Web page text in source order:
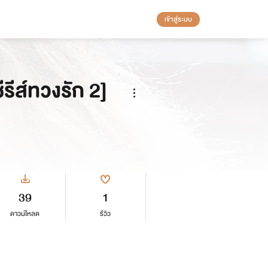
เข้าสู่ระบบ
ส์ทวงรัก 2]
39
ดาวน์โหลด
1
รีวิว